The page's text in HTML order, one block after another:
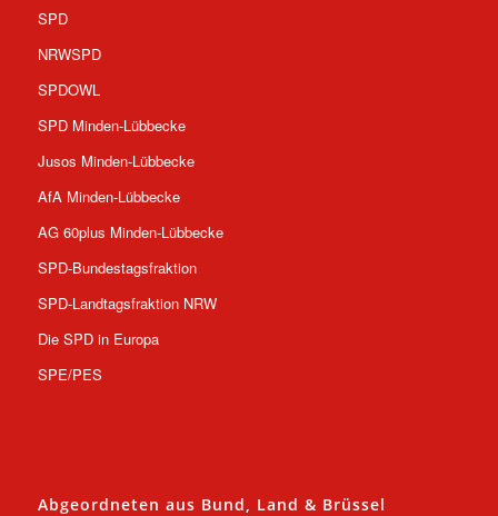
SPD
NRWSPD
SPDOWL
SPD Minden-Lübbecke
Jusos Minden-Lübbecke
AfA Minden-Lübbecke
AG 60plus Minden-Lübbecke
SPD-Bundestagsfraktion
SPD-Landtagsfraktion NRW
Die SPD in Europa
SPE/PES
Abgeordneten aus Bund, Land & Brüssel